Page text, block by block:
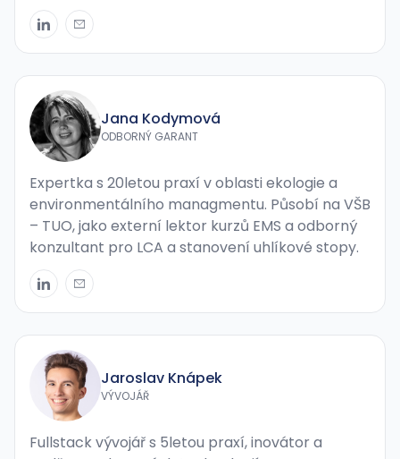
Jana Kodymová
ODBORNÝ GARANT
Expertka s 20letou praxí v oblasti ekologie a
environmentálního managmentu. Působí na VŠB
– TUO, jako externí lektor kurzů EMS a odborný
konzultant pro LCA a stanovení uhlíkové stopy.
Jaroslav Knápek
VÝVOJÁŘ
Fullstack vývojář s 5letou praxí, inovátor a